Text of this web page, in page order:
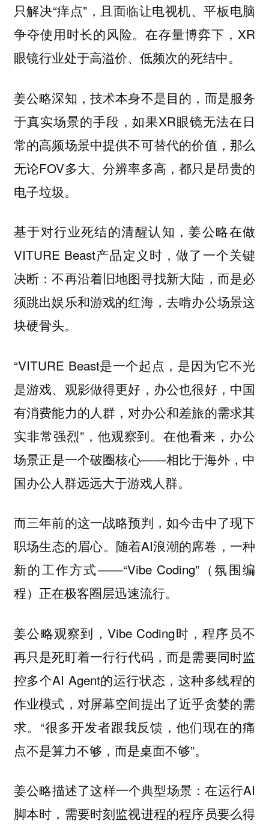
只解决“痒点”，且面临让电视机、平板电脑
争夺使用时长的风险。在存量博弈下，XR
眼镜行业处于高溢价、低频次的死结中。
姜公略深知，技术本身不是目的，而是服务
于真实场景的手段，如果XR眼镜无法在日
常的高频场景中提供不可替代的价值，那么
无论FOV多大、分辨率多高，都只是昂贵的
电子垃圾。
基于对行业死结的清醒认知，姜公略在做
VITURE Beast产品定义时，做了一个关键
决断：不再沿着旧地图寻找新大陆，而是必
须跳出娱乐和游戏的红海，去啃办公场景这
块硬骨头。
“VITURE Beast是一个起点，是因为它不光
是游戏、观影做得更好，办公也很好，中国
有消费能力的人群，对办公和差旅的需求其
实非常强烈”，他观察到。在他看来，办公
场景正是一个破圈核心——相比于海外，中
国办公人群远远大于游戏人群。
而三年前的这一战略预判，如今击中了现下
职场生态的眉心。随着AI浪潮的席卷，一种
新的工作方式——“Vibe Coding”（氛围编
程）正在极客圈层迅速流行。
姜公略观察到，Vibe Coding时，程序员不
再只是死盯着一行行代码，而是需要同时监
控多个AI Agent的运行状态，这种多线程的
作业模式，对屏幕空间提出了近乎贪婪的需
求。“很多开发者跟我反馈，他们现在的痛
点不是算力不够，而是桌面不够”。
姜公略描述了这样一个典型场景：在运行AI
脚本时，需要时刻监视进程的程序员要么得